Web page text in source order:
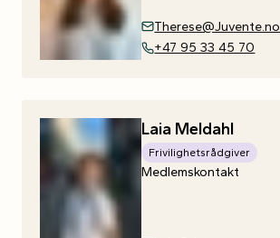
Therese@Juvente.no
+47 95 33 45 70
Laia Meldahl
Frivilighetsrådgiver
Medlemskontakt